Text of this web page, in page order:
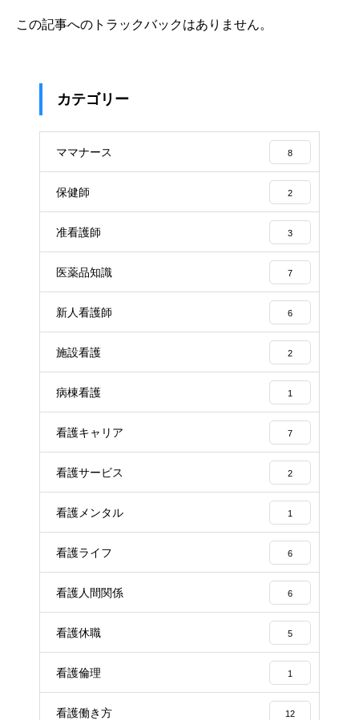
この記事へのトラックバックはありません。
カテゴリー
ママナース 8
保健師 2
准看護師 3
医薬品知識 7
新人看護師 6
施設看護 2
病棟看護 1
看護キャリア 7
看護サービス 2
看護メンタル 1
看護ライフ 6
看護人間関係 6
看護休職 5
看護倫理 1
看護働き方 12